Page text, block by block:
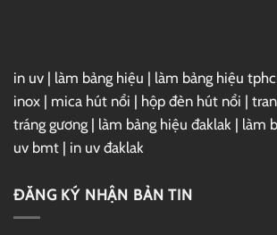
in uv | làm bảng hiệu | làm bảng hiệu
inox | mica hút nổi | hộp đèn hút nổi |
tráng gương | làm bảng hiệu đaklak | làm
uv bmt | in uv đaklak
ĐĂNG KÝ NHẬN BẢN TIN